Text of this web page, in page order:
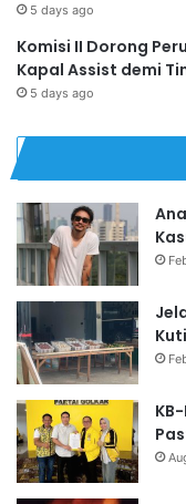
5 days ago
Komisi II Dorong
Kapal Assist demi
5 days ago